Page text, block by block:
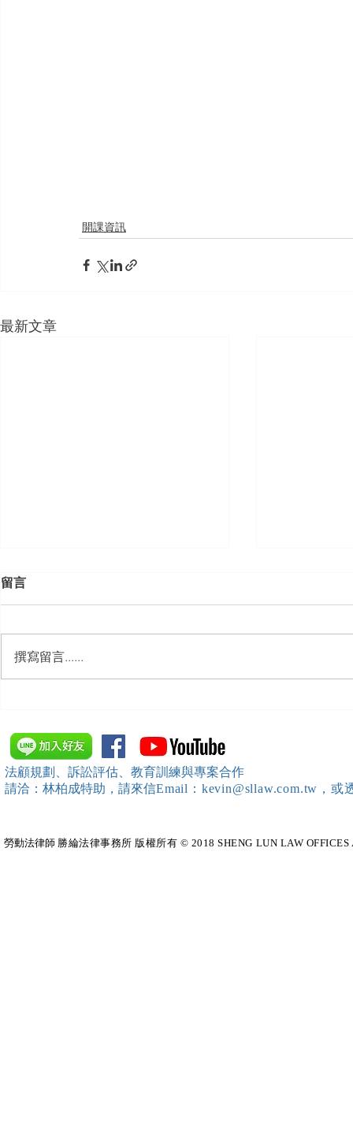
開課資訊
最新文章
座談會(桃園場)）邀請本所所
長 邱靖棠律師擔任《2026 勞
動新制不踩雷！血淚實務案例
大公開》講師
擔任移工
留言
撰寫留言......
法顧規劃、訴訟評估、教育訓練與專案合作
請洽：林柏成特助 ，請來信Email：kevin@sllaw.com.tw，
勞動法律師​ 勝綸法律事務所 版權所有 © 2018 SHENG LUN LAW